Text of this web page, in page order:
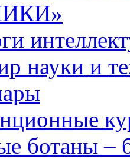
науки и
ботаны –